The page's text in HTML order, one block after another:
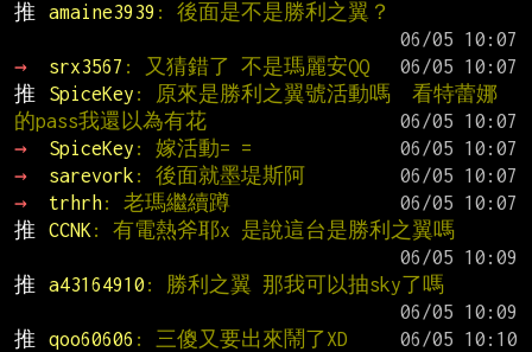
推
amaine3939 : 後面是不是勝利之翼？
→
srx3567 : 又猜錯了 不是瑪麗安QQ
推
SpiceKey : 原來是勝利之翼號活動嗎  看特蕾娜
的pass我還以為有花
→
SpiceKey : 嫁活動= =
→
sarevork : 後面就墨堤斯阿
→
trhrh: 老瑪繼續蹲
推
CCNK : 有電熱斧耶x 是說這台是勝利之翼嗎
推
a43164910 : 勝利之翼 那我可以抽sky了嗎
推
qoo60606 : 三傻又要出來鬧了XD